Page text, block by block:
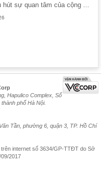
hút sự quan tâm của cộng ...
Hapulico Complex, Số
phố Hà Nội.
Tần, phường 6, quận 3, TP. Hồ Chí
internet số 3634/GP-TTĐT do Sở
2017